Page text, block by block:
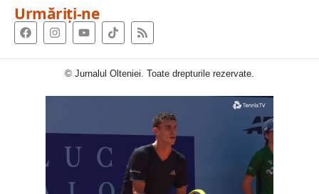
Urmăriți-ne
© Jurnalul Olteniei. Toate drepturile rezervate.